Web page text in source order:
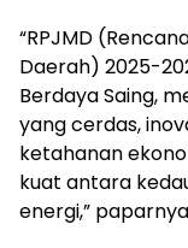
“RPJMD
Daerah) 2025-
Berdaya Saing,
yang cerdas,
ketahanan
kuat antara
energi,”